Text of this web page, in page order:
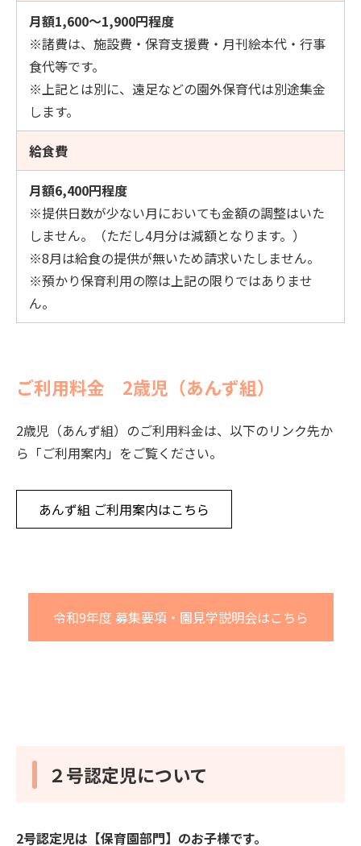
月額1,600～1,900円程度
※諸費は、施設費・保育支援費・月刊絵本代・行事
食代等です。
※上記とは別に、遠足などの園外保育代は別途集金
します。
給食費
月額6,400円程度
※提供日数が少ない月においても金額の調整はいた
しません。（ただし4月分は減額となります。）
※8月は給食の提供が無いため請求いたしません。
※預かり保育利用の際は上記の限りではありませ
ん。
ご利用料金 2歳児（あんず組）
2歳児（あんず組）のご利用料金は、以下のリンク先か
ら「ご利用案内」をご覧ください。
あんず組 ご利用案内はこちら
令和9年度 募集要項・園見学説明会はこちら
２号認定児について
2号認定児は【保育園部門】のお子様です。